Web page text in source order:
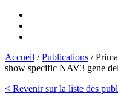
Accueil /Publications /
show specific NAV3 gene
< Revenir sur la liste des